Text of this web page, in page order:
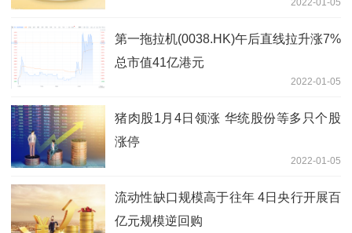
第一拖拉机(0038.HK)午后直线拉升涨7%
总市值41亿港元
2022-01-05
猪肉股1月4日领涨 华统股份等多只个股
涨停
2022-01-05
流动性缺口规模高于往年 4日央行开展百
亿元规模逆回购